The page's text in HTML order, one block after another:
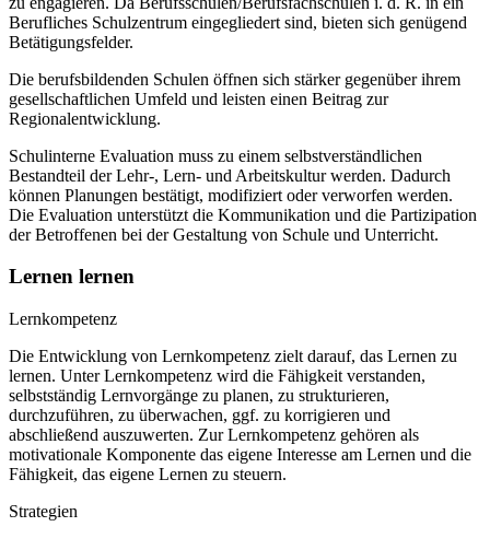
Berufliches Schulzentrum eingegliedert sind, bieten sich genügend
Betätigungsfelder.
Die berufsbildenden Schulen öffnen sich stärker gegenüber ihrem
gesellschaftlichen Umfeld und leisten einen Beitrag zur
Regionalentwicklung.
Schulinterne Evaluation muss zu einem selbstverständlichen
Bestandteil der Lehr-, Lern- und Arbeitskultur werden. Dadurch
können Planungen bestätigt, modifiziert oder verworfen werden.
Die Evaluation unterstützt die Kommunikation und die Partizipation
der Betroffenen bei der Gestaltung von Schule und Unterricht.
Lernen lernen
Lernkompetenz
Die Entwicklung von Lernkompetenz zielt darauf, das Lernen zu
lernen. Unter Lernkompetenz wird die Fähigkeit verstanden,
selbstständig Lernvorgänge zu planen, zu strukturieren,
durchzuführen, zu überwachen, ggf. zu korrigieren und
abschließend auszuwerten. Zur Lernkompetenz gehören als
motivationale Komponente das eigene Interesse am Lernen und die
Fähigkeit, das eigene Lernen zu steuern.
Strategien